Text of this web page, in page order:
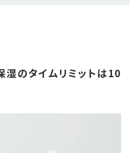
のタイムリミットは10